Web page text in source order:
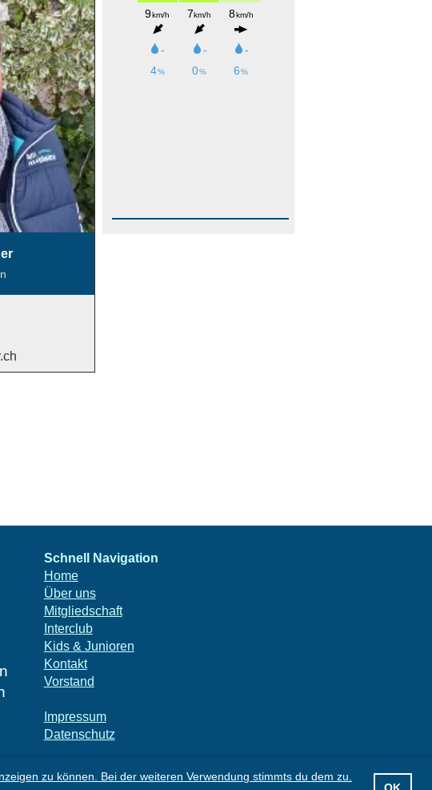
zu können. Bei der weiteren Verwendung stimmts du dem zu.
Schnell Navigation
Home
Über uns
Mitgliedschaft
Interclub
Kids & Junioren
Kontakt
Vorstand
mpressum
Datenschutz